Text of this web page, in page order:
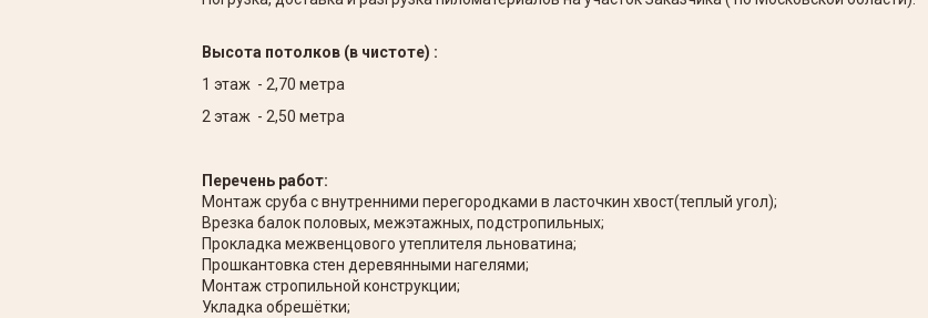
Высота потолков (в чистоте) :
1 этаж - 2,70 метра
2 этаж - 2,50 метра
Перечень работ:
Монтаж сруба с внутренними перегородками в ласточкин хвост(теплый угол);
Врезка балок половых, межэтажных, подстропильных;
Прокладка межвенцового утеплителя льноватина;
Прошкантовка стен деревянными нагелями;
Монтаж стропильной конструкции;
Укладка обрешётки;